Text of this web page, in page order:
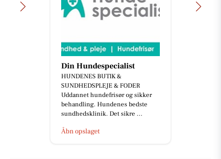
Din Hundespecialist
HUNDENES BUTIK &
SUNDHEDSPLEJE & FODER
Uddannet hundefrisør og sikker
behandling. Hundenes bedste
sundhedsklinik. Det sikre ...
Åbn opslaget